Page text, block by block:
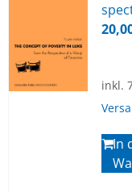
inkl.
In